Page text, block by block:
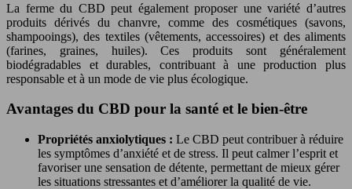
La ferme du CBD peut également proposer une variété d’autres
produits dérivés du chanvre, comme des cosmétiques (savons,
shampooings), des textiles (vêtements, accessoires) et des aliments
(farines, graines, huiles). Ces produits sont généralement
biodégradables et durables, contribuant à une production plus
responsable et à un mode de vie plus écologique.
Avantages du CBD pour la santé et le bien-être
Propriétés anxiolytiques : Le CBD peut contribuer à réduire
les symptômes d’anxiété et de stress. Il peut calmer l’esprit et
favoriser une sensation de détente, permettant de mieux gérer
les situations stressantes et d’améliorer la qualité de vie.